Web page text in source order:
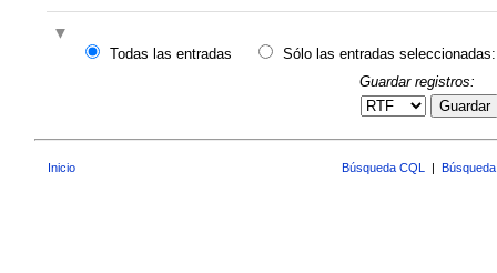
Todas las entradas
Sólo las entradas seleccionadas:
Guardar registros:
Guardar
Inicio Búsqueda CQL